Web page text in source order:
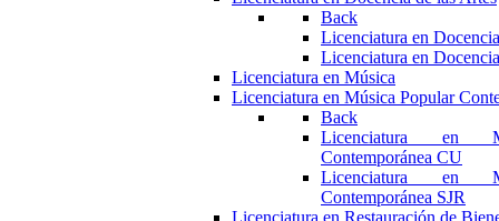
Back
Licenciatura en
Licenciatura en
Licenciatura en Música
Licenciatura en Música Popular
Back
Licenciatura en
Contemporánea CU
Licenciatura en
Contemporánea SJR
Licenciatura en Restauración de